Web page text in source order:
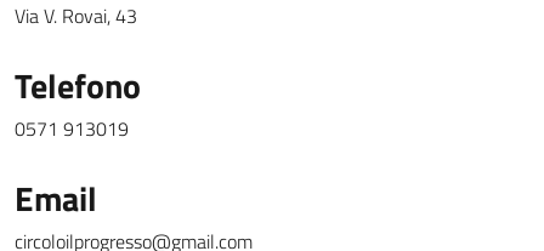
Via V. Rovai, 43
Telefono
0571 913019
Email
circoloilprogresso@gmail.com